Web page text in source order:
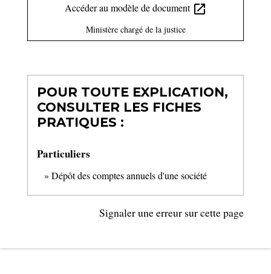
Accéder au modèle de document open_in_new
Ministère chargé de la justice
POUR TOUTE EXPLICATION,
CONSULTER LES FICHES
PRATIQUES :
Particuliers
Dépôt des comptes annuels d'une société
Signaler une erreur sur cette page